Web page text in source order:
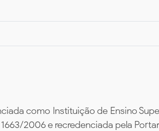
como Instituição de Ensino
2006 e recredenciada pela